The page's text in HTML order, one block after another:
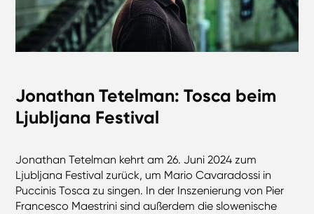
Jonathan Tetelman: Tosca beim
Ljubljana Festival
Jonathan Tetelman kehrt am 26. Juni 2024 zum
Ljubljana Festival zurück, um Mario Cavaradossi in
Puccinis Tosca zu singen. In der Inszenierung von Pier
Francesco Maestrini sind außerdem die slowenische